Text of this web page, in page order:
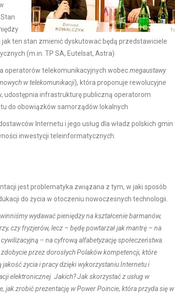
ten stan zmienić dyskutować będą przedstawiciele
(m.in. TP SA, Eutelsat, Astra)
operatorów telekomunikacyjnych wobecmegaustawy
w telekomunikacji), która proponuje rewolucyjne
udostępnia infrastrukturę publiczną operatorom
do obowiązków samorządów lokalnych
Internetu i jego usług dla władz polskich gmin
inwestycji teleinformatycznych.
jest problematyka związana z tym, w jaki sposób
do życia w otoczeniu nowoczesnych technologii.
wydawać pieniędzy na kształcenie barmanów,
czy fryzjerów, lecz – będę powtarzał jak mantrę – na
– na cyfrową alfabetyzację społeczeństwa.
przez dorosłych Polaków kompetencji, które
jakość życia i pracy dzięki wykorzystaniu Internetu i
elektronicznej. Jakich? Jak skorzystać z usług w
jak zrobić prezentację w Power Poincie, która przyda się w